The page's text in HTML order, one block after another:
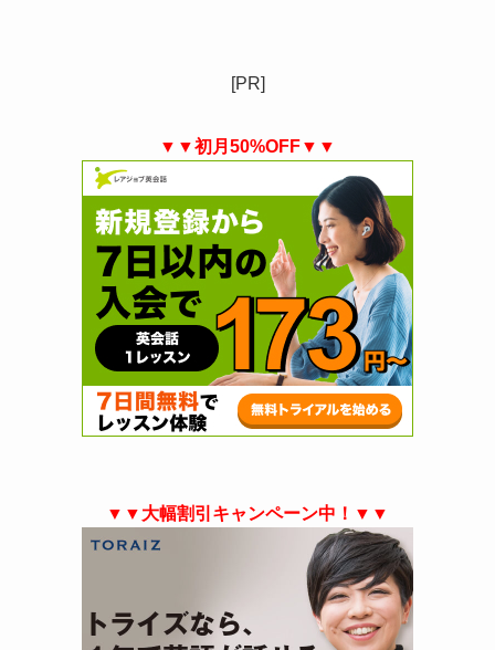
[PR]
▼▼初月50%OFF▼▼
▼▼大幅割引キャンペーン中！▼▼